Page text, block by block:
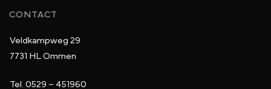
CONTACT
Veldkampweg 29
7731 HL Ommen
Tel. 0529 – 451960